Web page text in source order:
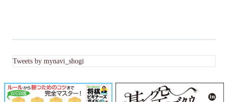
Tweets by mynavi_shogi